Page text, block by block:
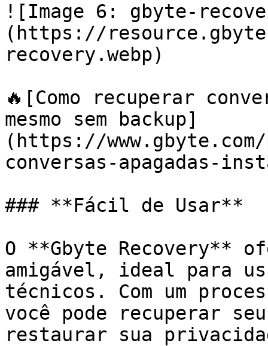
![Image 6: gbyte-
(https://
recovery.webp)
🔥[Como recuperar
mesmo sem backup]
(https://
conversas-apagadas-
### **Fácil de Usar**
O **Gbyte Recovery**
amigável, ideal para
técnicos. Com um
você pode recuperar
restaurar sua